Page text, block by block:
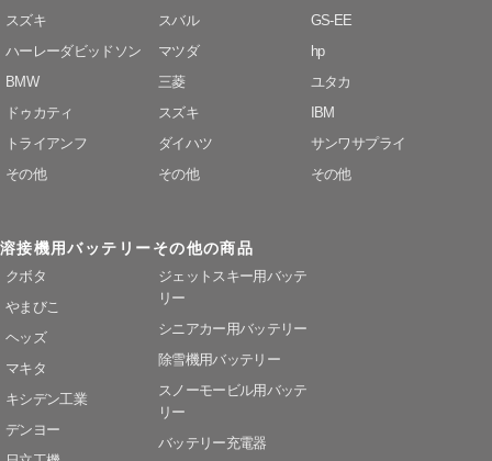
スズキ
ハーレーダビッドソン
BMW
ドゥカティ
トライアンフ
その他
スバル
マツダ
三菱
スズキ
ダイハツ
その他
GS-EE
hp
ユタカ
IBM
サンワサプライ
その他
溶接機用バッテリー
クボタ
やまびこ
ヘッズ
マキタ
キシデン工業
デンヨー
その他の商品
ジェットスキー用バッテ
リー
シニアカー用バッテリー
除雪機用バッテリー
スノーモービル用バッテ
リー
バッテリー充電器